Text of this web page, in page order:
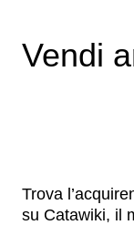
Vendi
Trova
su Catawiki, il